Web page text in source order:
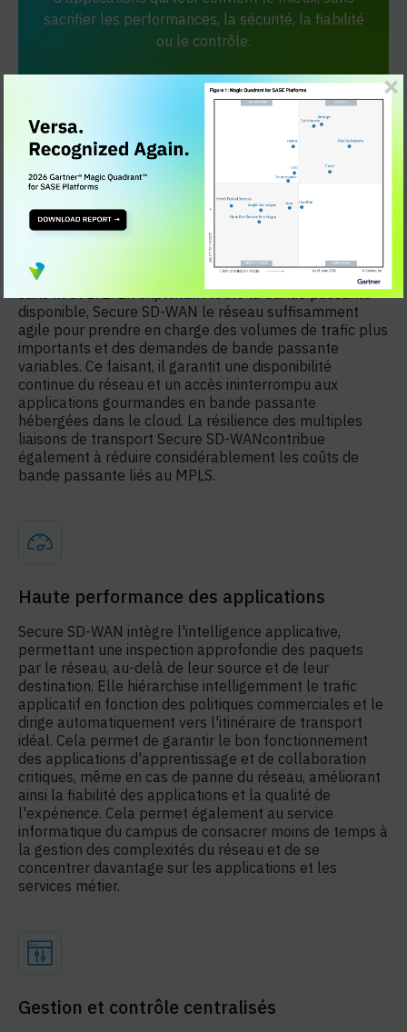
sacrifier les performances, la sécurité, la fiabilité
ou le contrôle.
Réseau toujours disponible
Secure SD-WAN la possibilité d'agréger plusieurs
connexions de tout type, telles que MPLS, haut débit, 4G
sans fil et LTE. En exploitant toute la bande passante
disponible, Secure SD-WAN le réseau suffisamment
agile pour prendre en charge des volumes de trafic plus
importants et des demandes de bande passante
variables. Ce faisant, il garantit une disponibilité
continue du réseau et un accès ininterrompu aux
applications gourmandes en bande passante
hébergées dans le cloud. La résilience des multiples
liaisons de transport Secure SD-WANcontribue
également à réduire considérablement les coûts de
bande passante liés au MPLS.
Haute performance des applications
Secure SD-WAN intègre l'intelligence applicative,
permettant une inspection approfondie des paquets
par le réseau, au-delà de leur source et de leur
destination. Elle hiérarchise intelligemment le trafic
applicatif en fonction des politiques commerciales et le
dirige automatiquement vers l'itinéraire de transport
idéal. Cela permet de garantir le bon fonctionnement
des applications d'apprentissage et de collaboration
critiques, même en cas de panne du réseau, améliorant
ainsi la fiabilité des applications et la qualité de
l'expérience. Cela permet également au service
informatique du campus de consacrer moins de temps à
la gestion des complexités du réseau et de se
concentrer davantage sur les applications et les
services métier.
Gestion et contrôle centralisés